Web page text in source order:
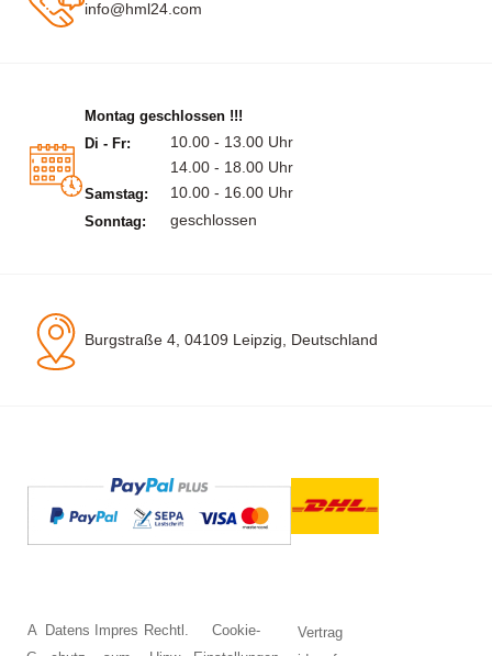
info@hml24.com
Montag geschlossen !!!
Di - Fr:
10.00 - 13.00 Uhr
14.00 - 18.00 Uhr
Samstag: 10.00 - 16.00 Uhr
Sonntag: geschlossen
Burgstraße 4, 04109 Leipzig, Deutschland
A Datens Impres Rechtl.
Cookie-
Vertrag